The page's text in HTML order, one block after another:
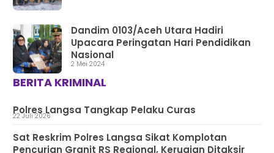
Dandim 0103/Aceh Utara Hadiri
Upacara Peringatan Hari Pendidikan
Nasional
2 Mei 2024
BERITA KRIMINAL
Polres Langsa Tangkap Pelaku Curas
22 Juli 2026
Sat Reskrim Polres Langsa Sikat Komplotan
Pencurian Granit RS Regional, Kerugian Ditaksir